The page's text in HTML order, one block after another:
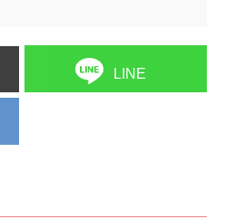
LINE